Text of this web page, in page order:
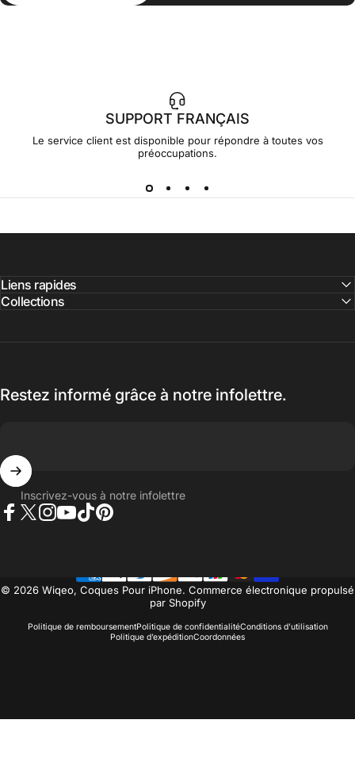
SUPPORT FRANÇAIS
Le service client est disponible pour répondre à toutes vos
préoccupations.
Liens rapides
Collections
Restez informé grâce à notre infolettre.
Inscrivez-vous à notre infolettre
© 2026 Wiqeo, Coques Pour iPhone. Commerce électronique propulsé
par Shopify
Politique de remboursementPolitique de confidentialitéConditions d’utilisation
Politique d’expéditionCoordonnées